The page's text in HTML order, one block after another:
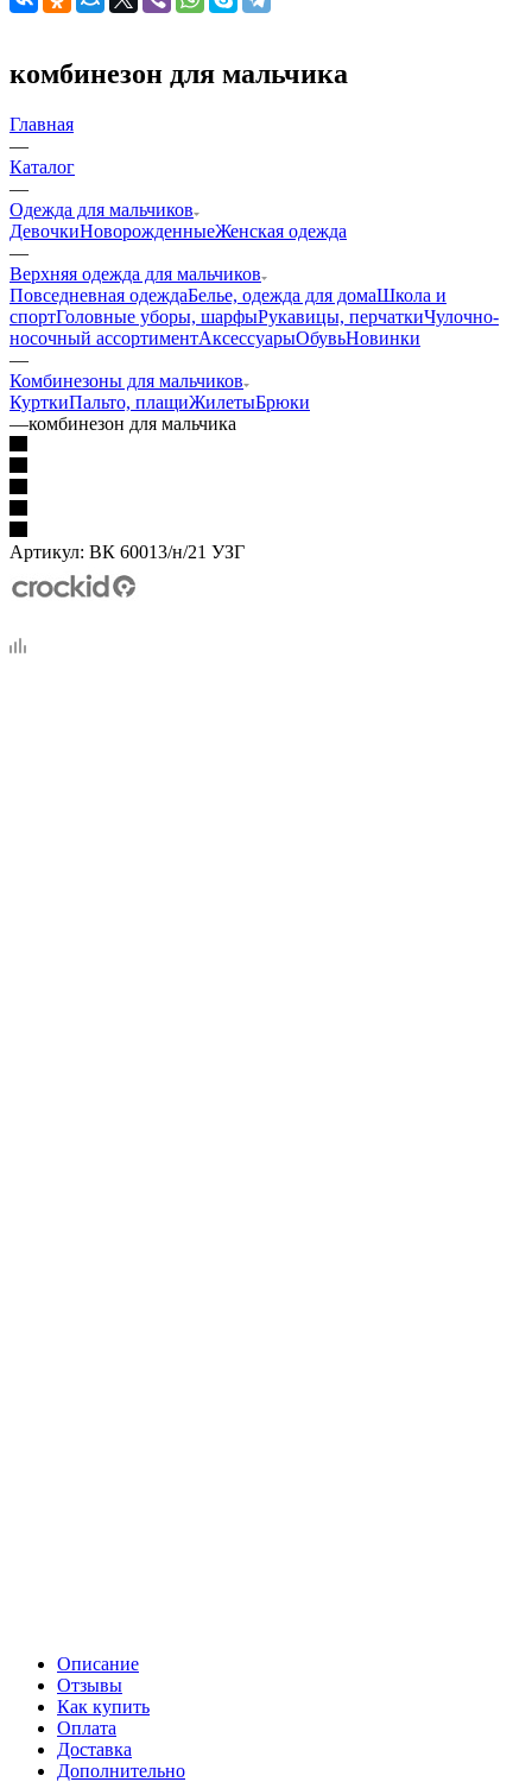
комбинезон для мальчика
Главная
—
Каталог
—
Одежда для мальчиков
ДевочкиНоворожденныеЖенская одежда
—
Верхняя одежда для мальчиков
Повседневная одеждаБелье, одежда для домаШкола и
спортГоловные уборы, шарфыРукавицы, перчаткиЧулочно-
носочный ассортиментАксессуарыОбувьНовинки
—
Комбинезоны для мальчиков
КурткиПальто, плащиЖилетыБрюки
—комбинезон для мальчика
Артикул: ВК 60013/н/21 УЗГ
Описание
Отзывы
Как купить
Оплата
Доставка
Дополнительно